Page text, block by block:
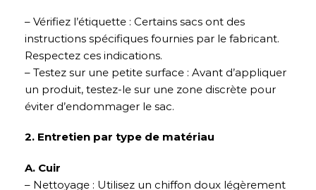
– Vérifiez l’étiquette : Certains sacs ont des
instructions spécifiques fournies par le fabricant.
Respectez ces indications.
– Testez sur une petite surface : Avant d’appliquer
un produit, testez-le sur une zone discrète pour
éviter d’endommager le sac.
2. Entretien par type de matériau
A. Cuir
– Nettoyage : Utilisez un chiffon doux légèrement